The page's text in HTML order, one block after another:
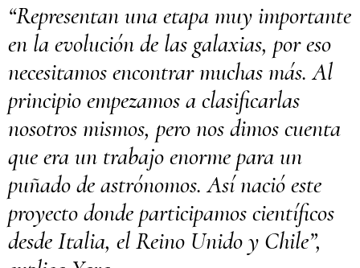
“Representan una etapa muy importante
en la evolución de las galaxias, por eso
necesitamos encontrar muchas más. Al
principio empezamos a clasificarlas
nosotros mismos, pero nos dimos cuenta
que era un trabajo enorme para un
puñado de astrónomos. Así nació este
proyecto donde participamos científicos
desde Italia, el Reino Unido y Chile”,